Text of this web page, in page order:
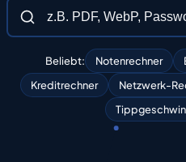
Beliebt: Notenrechner
Kreditrechner
Netzwerk-